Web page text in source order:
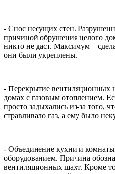
- Снос несущих стен.
причиной обрушения целого
никто не даст. Максимум –
они были укреплены.
- Перекрытие вентиляционных
домах с газовым отоплением.
просто задыхались из-за того,
стравливало газ, а ему было
- Объединение кухни и
оборудованием. Причина
вентиляционных шахт. Кроме